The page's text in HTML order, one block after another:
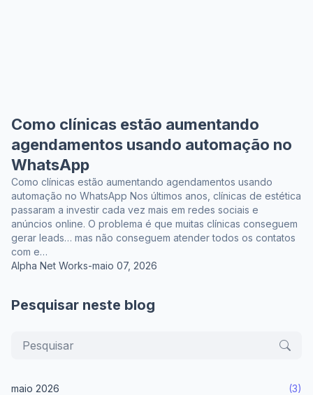
Como clínicas estão aumentando
agendamentos usando automação no
WhatsApp
Como clínicas estão aumentando agendamentos usando
automação no WhatsApp Nos últimos anos, clínicas de estética
passaram a investir cada vez mais em redes sociais e
anúncios online. O problema é que muitas clínicas conseguem
gerar leads… mas não conseguem atender todos os contatos
com e…
Alpha Net Works-maio 07, 2026
Pesquisar neste blog
maio 2026
(3)